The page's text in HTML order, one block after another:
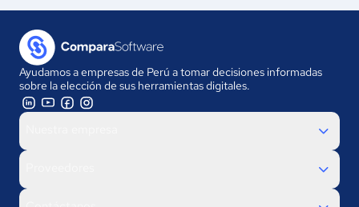
Ayudamos a empresas de Perú a tomar decisiones informadas
sobre la elección de sus herramientas digitales.